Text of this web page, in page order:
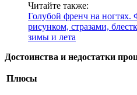
Читайте также:
Голубой френч на
рисунком, стразами,
зимы и лета
Достоинства и недостатки
Плюсы